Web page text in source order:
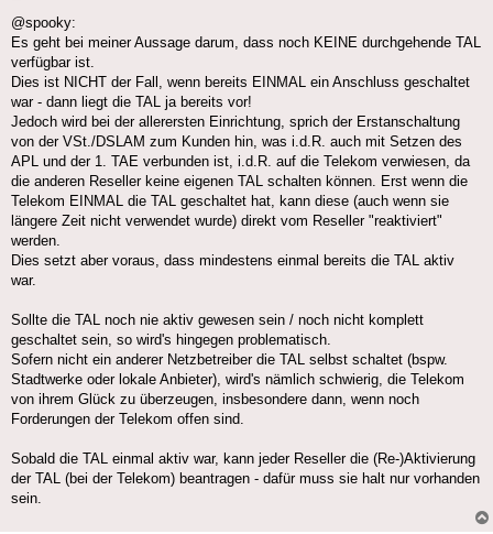
@spooky:
Es geht bei meiner Aussage darum, dass noch KEINE durchgehende TAL
verfügbar ist.
Dies ist NICHT der Fall, wenn bereits EINMAL ein Anschluss geschaltet
war - dann liegt die TAL ja bereits vor!
Jedoch wird bei der allerersten Einrichtung, sprich der Erstanschaltung
von der VSt./DSLAM zum Kunden hin, was i.d.R. auch mit Setzen des
APL und der 1. TAE verbunden ist, i.d.R. auf die Telekom verwiesen, da
die anderen Reseller keine eigenen TAL schalten können. Erst wenn die
Telekom EINMAL die TAL geschaltet hat, kann diese (auch wenn sie
längere Zeit nicht verwendet wurde) direkt vom Reseller "reaktiviert"
werden.
Dies setzt aber voraus, dass mindestens einmal bereits die TAL aktiv
war.
Sollte die TAL noch nie aktiv gewesen sein / noch nicht komplett
geschaltet sein, so wird's hingegen problematisch.
Sofern nicht ein anderer Netzbetreiber die TAL selbst schaltet (bspw.
Stadtwerke oder lokale Anbieter), wird's nämlich schwierig, die Telekom
von ihrem Glück zu überzeugen, insbesondere dann, wenn noch
Forderungen der Telekom offen sind.
Sobald die TAL einmal aktiv war, kann jeder Reseller die (Re-)Aktivierung
der TAL (bei der Telekom) beantragen - dafür muss sie halt nur vorhanden
sein.